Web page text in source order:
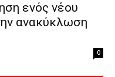
ενός νέου
ανακύκλωση
0